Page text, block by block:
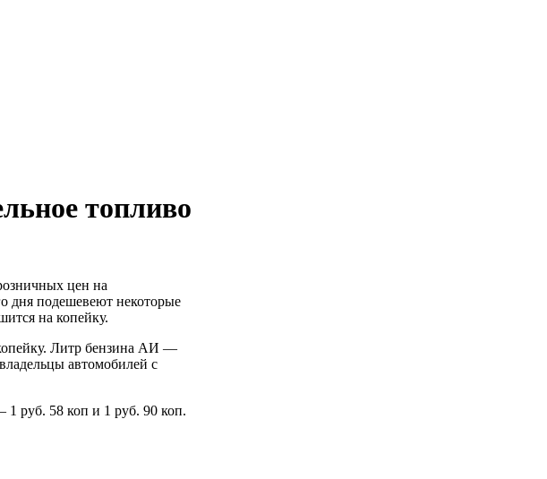
топливо
цен на
дня подешевеют некоторые
на копейку.
Литр бензина АИ —
автомобилей с
58 коп и 1 руб. 90 коп.